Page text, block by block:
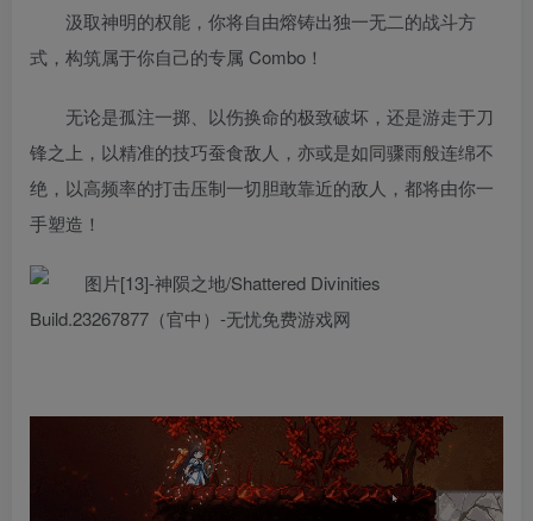
汲取神明的权能，你将自由熔铸出独一无二的战斗方
式，构筑属于你自己的专属 Combo！
无论是孤注一掷、以伤换命的极致破坏，还是游走于刀
锋之上，以精准的技巧蚕食敌人，亦或是如同骤雨般连绵不
绝，以高频率的打击压制一切胆敢靠近的敌人，都将由你一
手塑造！